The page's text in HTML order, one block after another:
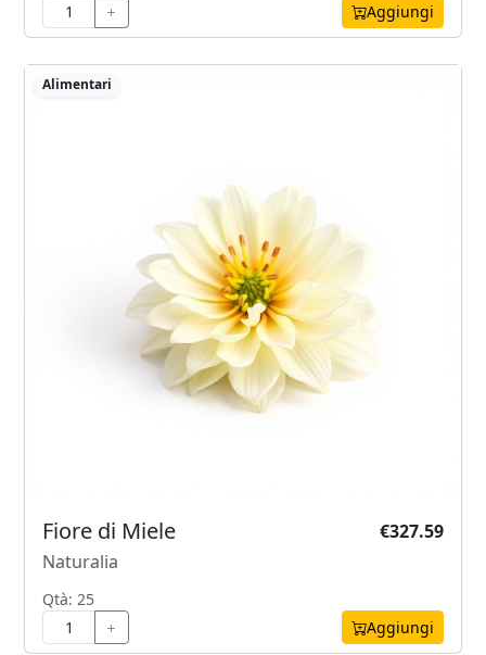
Aggiungi
Alimentari
Fiore di Miele
Naturalia
€327.59
Qtà: 25
Aggiungi